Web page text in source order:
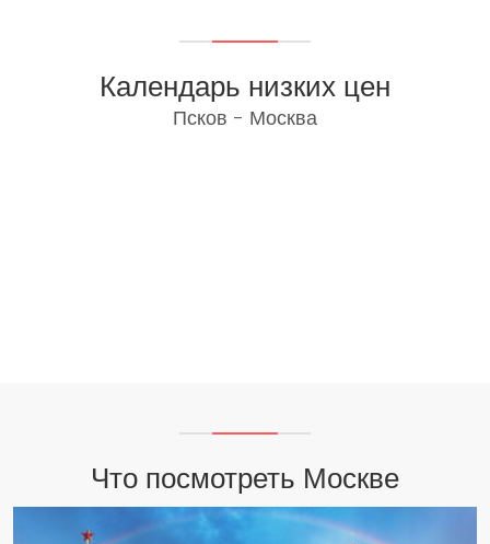
Календарь низких цен
Псков - Москва
Что посмотреть Москве